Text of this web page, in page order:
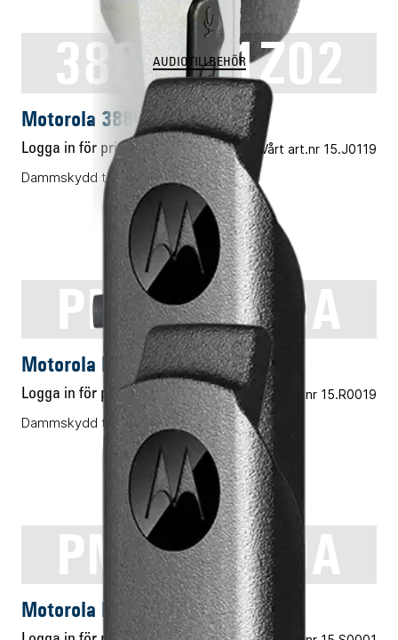
3886441Z02
AUDIOTILLBEHÖR
Motorola 3886441Z02
Logga in för pris Vårt art.nr 15.J0119
Dammskydd tillbehörskontakt
PMHN4178A
AUDIOTILLBEHÖR
Motorola PMHN4178A
Logga in för pris Vårt art.nr 15.R0019
Dammskydd tillbehörskontakt
PMHN4429A
AUDIOTILLBEHÖR
Motorola PMHN4429A